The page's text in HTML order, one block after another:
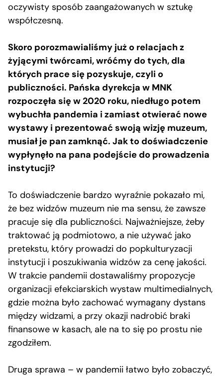
oczywisty sposób zaangażowanych w sztukę
współczesną.
Skoro porozmawialiśmy już o relacjach z
żyjącymi twórcami, wróćmy do tych, dla
których prace się pozyskuje, czyli o
publiczności. Pańska dyrekcja w MNK
rozpoczęła się w 2020 roku, niedługo potem
wybuchła pandemia i zamiast otwierać nowe
wystawy i prezentować swoją wizję muzeum,
musiał je pan zamknąć. Jak to doświadczenie
wypłynęło na pana podejście do prowadzenia
instytucji?
To doświadczenie bardzo wyraźnie pokazało mi,
że bez widzów muzeum nie ma sensu, że zawsze
pracuje się dla publiczności. Najważniejsze, żeby
traktować ją podmiotowo, a nie używać jako
pretekstu, który prowadzi do popkulturyzacji
instytucji i poszukiwania widzów za cenę jakości.
W trakcie pandemii dostawaliśmy propozycje
organizacji efekciarskich wystaw multimedialnych,
gdzie można było zachować wymagany dystans
między widzami, a przy okazji nadrobić braki
finansowe w kasach, ale na to się po prostu nie
zgodziłem.
Druga sprawa – w pandemii łatwo było zobaczyć,